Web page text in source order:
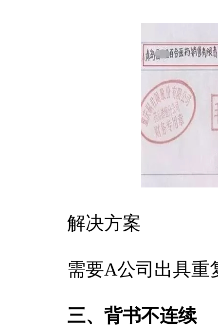
解决方案
需要A公司出具重
三、背书不连续